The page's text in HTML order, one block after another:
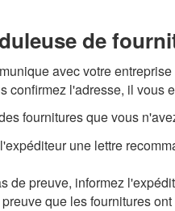
de
avec votre
confirmez l'adresse, il vous
fournitures que vous
une lettre
de preuve, informez
que les fournitures